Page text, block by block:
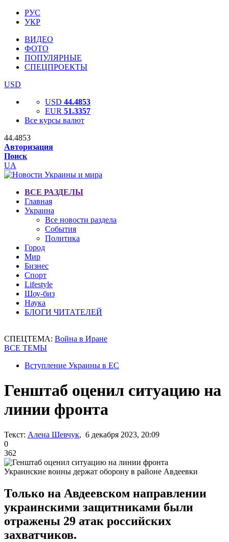
РУС
УКР
ВИДЕО
ФОТО
ПОПУЛЯРНЫЕ
СПЕЦПРОЕКТЫ
USD
USD 44.4853
EUR 51.3357
Все курсы валют
44.4853
Авторизация
Поиск
UA
ВСЕ РАЗДЕЛЫ
Главная
Украина
Все новости раздела
События
Политика
Город
Мир
Бизнес
Спорт
Lifestyle
Шоу-биз
Наука
БЛОГИ ЧИТАТЕЛЕЙ
СПЕЦТЕМА: Война в Иране
ВСЕ ТЕМЫ
Вступление Украины в ЕС
Генштаб оценил ситуацию на
линии фронта
Текст: Алена Шевчук, 6 декабря 2023, 20:09
0
362
Украинские воины держат оборону в районе Авдеевки
Только на Авдеевском направлении
украинскими защитниками были
отражены 29 атак российских
захватчиков.